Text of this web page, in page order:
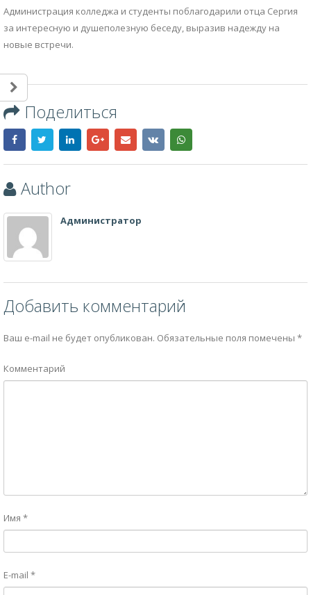
Администрация колледжа и студенты поблагодарили отца Сергия
за интересную и душеполезную беседу, выразив надежду на
новые встречи.
Поделиться
Author
Администратор
Добавить комментарий
Ваш e-mail не будет опубликован. Обязательные поля помечены *
Комментарий
Имя *
E-mail *